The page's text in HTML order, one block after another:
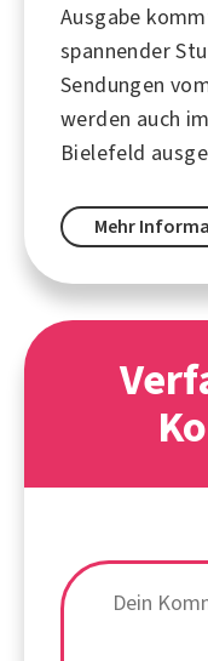
Ausgabe
spannender
Sendungen
werden auch
Bielefeld
Mehr